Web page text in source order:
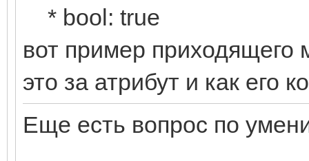
* bool: true
вот пример приходящего
это за атрибут и как его
Еще есть вопрос по